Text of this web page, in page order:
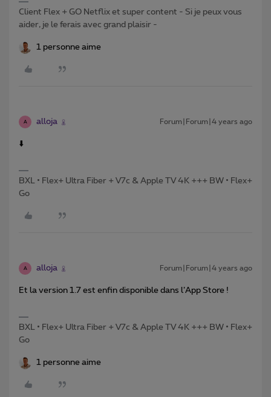
Client Flex + GO Netflix et super content - Si je peux vous
aider, je le ferais avec grand plaisir -
1 personne aime
A alloja Forum|Forum|4 years ago
⬇️
BXL • Flex+ Ultra Fiber + V7c & Apple TV 4K +++ BW • Flex+
Go
A alloja Forum|Forum|4 years ago
Et la version 1.7 est enfin disponible dans l’App Store !
BXL • Flex+ Ultra Fiber + V7c & Apple TV 4K +++ BW • Flex+
Go
1 personne aime